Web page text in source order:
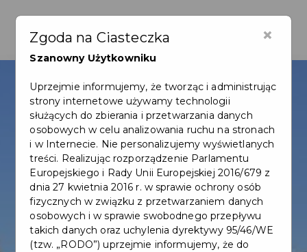
×
Zgoda na Ciasteczka
Szanowny Użytkowniku
Uprzejmie informujemy, że tworząc i administrując
strony internetowe używamy technologii
służących do zbierania i przetwarzania danych
osobowych w celu analizowania ruchu na stronach
i w Internecie. Nie personalizujemy wyświetlanych
treści. Realizując rozporządzenie Parlamentu
Europejskiego i Rady Unii Europejskiej 2016/679 z
dnia 27 kwietnia 2016 r. w sprawie ochrony osób
fizycznych w związku z przetwarzaniem danych
osobowych i w sprawie swobodnego przepływu
takich danych oraz uchylenia dyrektywy 95/46/WE
(tzw. „RODO”) uprzejmie informujemy, że do